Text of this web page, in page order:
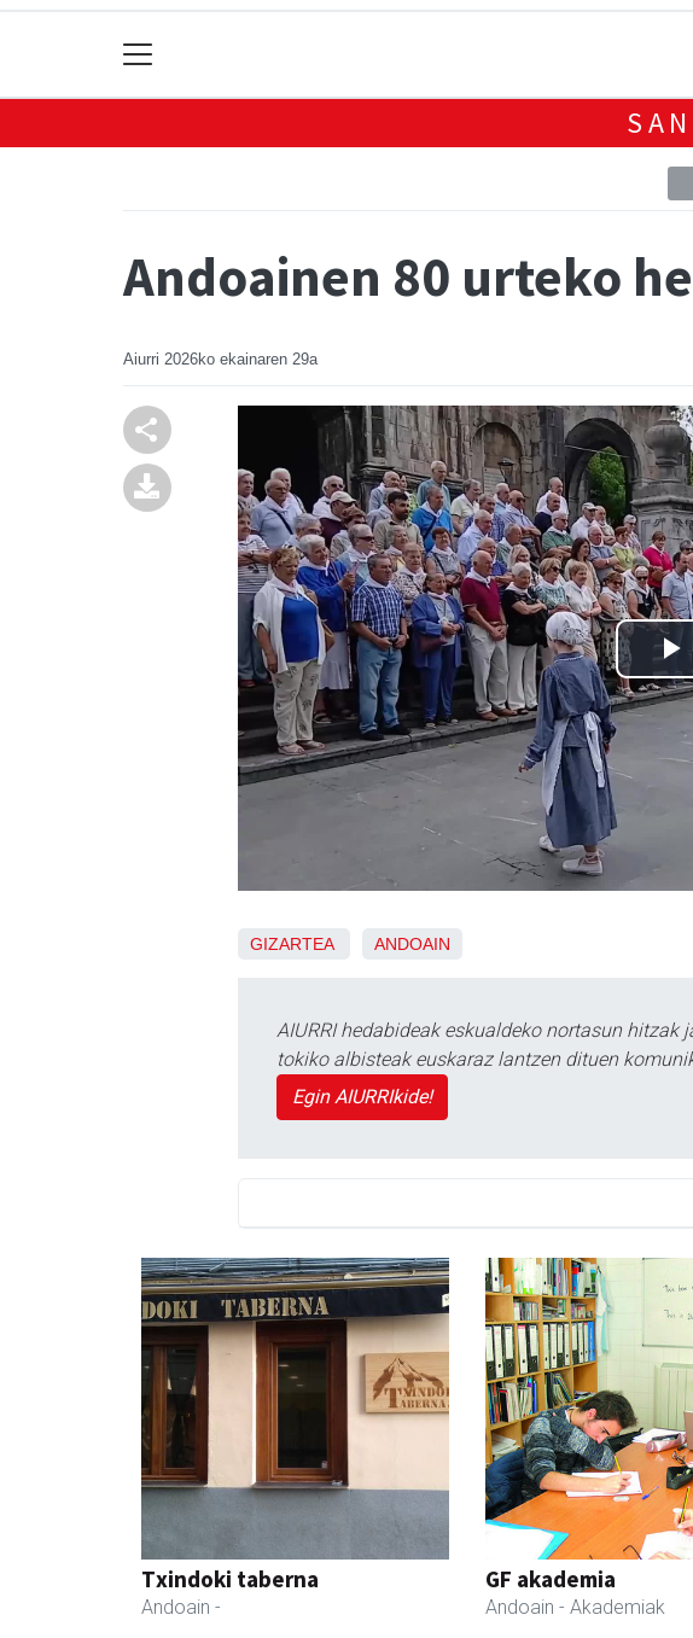
Andoainen 80 urteko
Aiurri 2026ko ekainaren 29a
GIZARTEA ANDOAIN
AIURRI hedabideak eskualdeko nortasun
tokiko albisteak euskaraz lantzen dituen
Egin AIURRIkide!
Txindoki taberna
Andoain -
GF akademia
Andoain - Akademiak